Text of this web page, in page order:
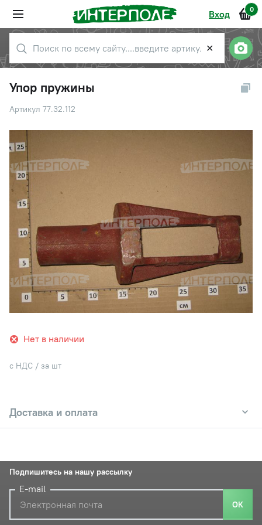
Вход 0
✕
Упор пружины
Артикул 77.32.112
Нет в наличии
с НДС / за шт
Доставка и оплата
Подпишитесь на нашу рассылку
E-mail
ОК